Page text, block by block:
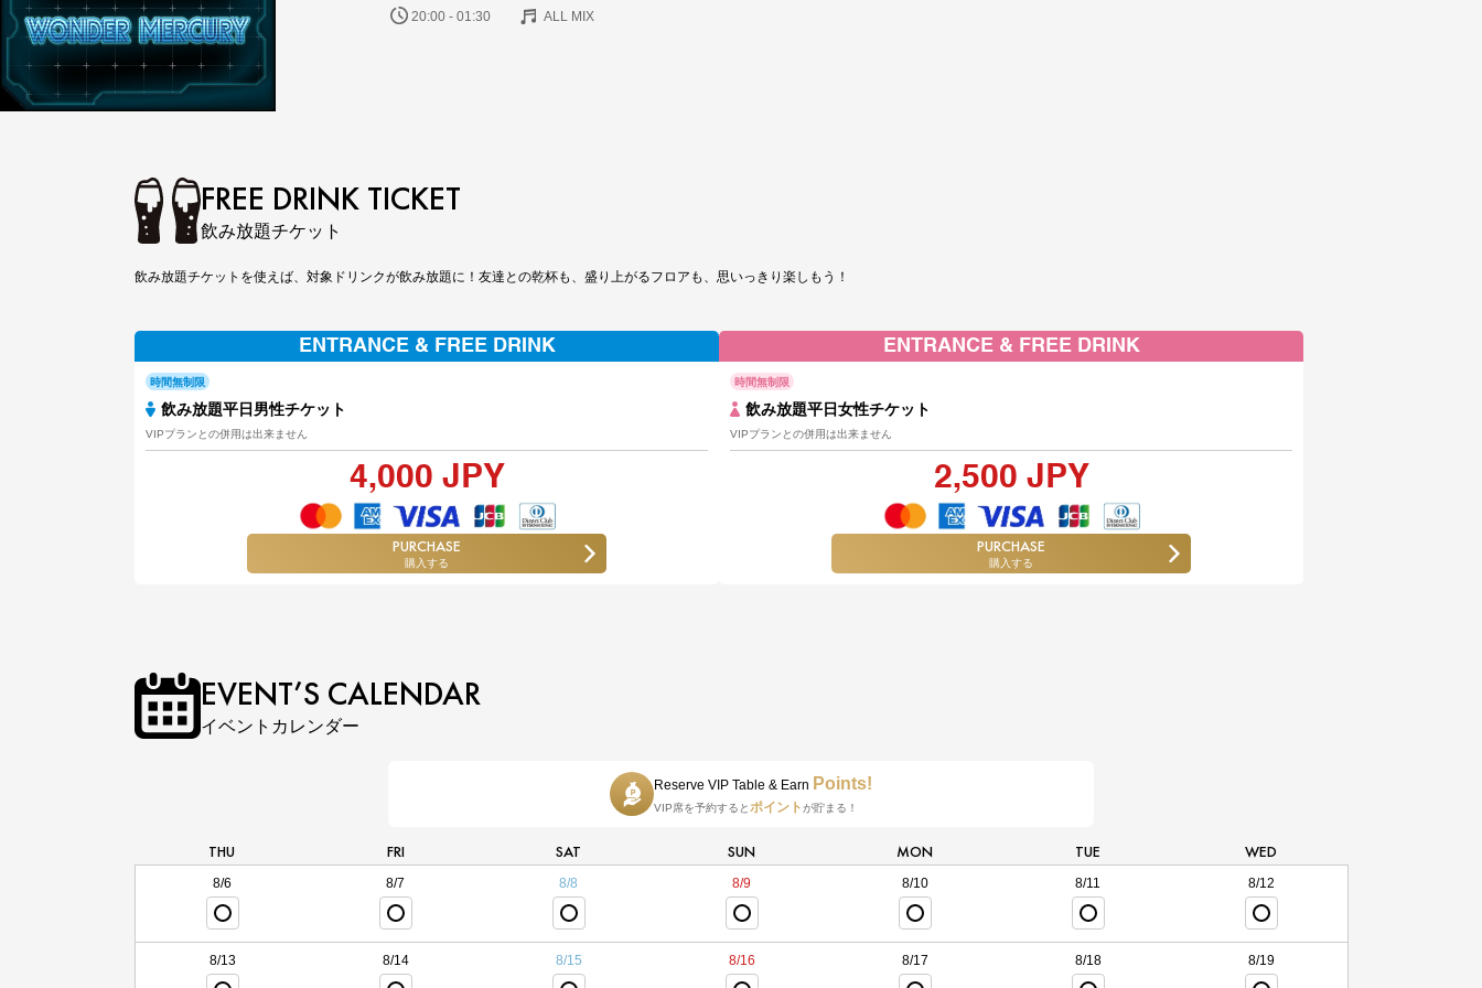
20:00 - 01:30 ALL MIX
FREE DRINK TICKET
飲み放題チケット
飲み放題チケットを使えば、対象ドリンクが飲み放題に！友達との乾杯も、盛り上がるフロアも、思いっきり楽しもう！
ENTRANCE & FREE DRINK
時間無制限
飲み放題平日男性チケット
VIPプランとの併用は出来ません
4,000 JPY
PURCHASE
購入する
ENTRANCE & FREE DRINK
時間無制限
飲み放題平日女性チケット
VIPプランとの併用は出来ません
2,500 JPY
PURCHASE
購入する
EVENT’S CALENDAR
イベントカレンダー
Reserve VIP Table & Earn Points!
VIP席を予約すると ポイント が貯まる！
THU FRI SAT SUN MON TUE WED
8/6 8/7 8/8 8/9 8/10 8/11 8/12
8/13 8/14 8/15 8/16 8/17 8/18 8/19